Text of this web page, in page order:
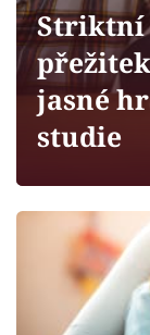
Sledujte
Filmový
Mámy sobě
Striktní
jasné
studie